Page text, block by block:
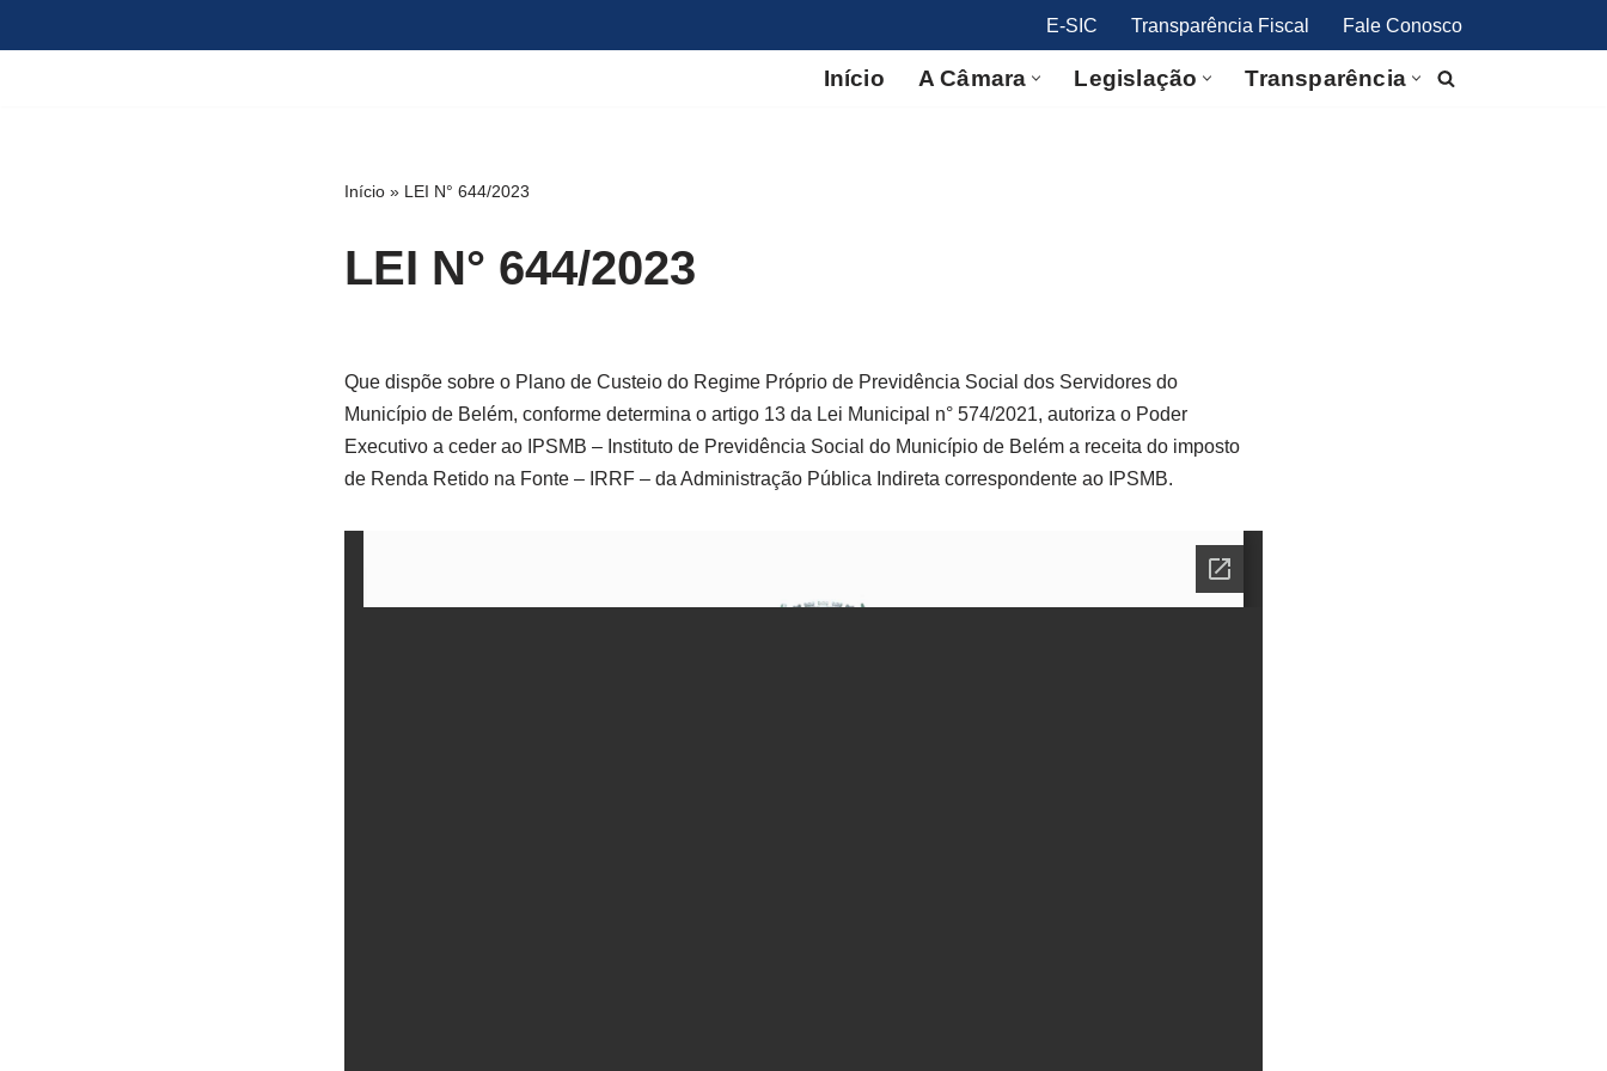
E-SIC Transparência Fiscal Fale Conosco
Início A Câmara Legislação Transparência
Início » LEI N° 644/2023
LEI N° 644/2023
Que dispõe sobre o Plano de Custeio do Regime Próprio de Previdência Social dos Servidores do
Município de Belém, conforme determina o artigo 13 da Lei Municipal n° 574/2021, autoriza o Poder
Executivo a ceder ao IPSMB – Instituto de Previdência Social do Município de Belém a receita do imposto
de Renda Retido na Fonte – IRRF – da Administração Pública Indireta correspondente ao IPSMB.